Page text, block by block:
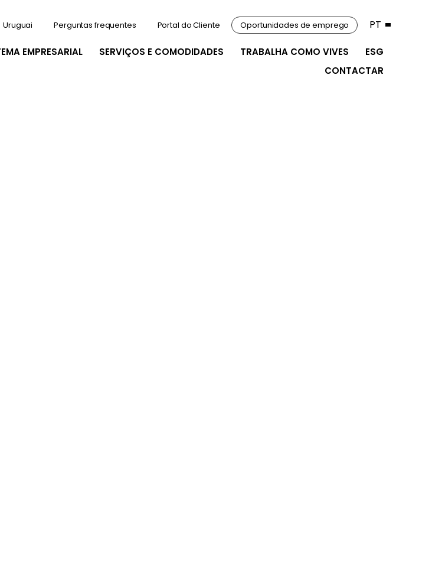
EMPRESARIAL SERVIÇOS E COMODIDADES TRABALHA COMO VIVES
ESG
CONTACTAR
Uruguai Perguntas frequentes Portal do Cliente Oportunidades de emprego PT